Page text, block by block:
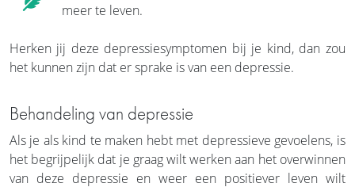
meer te leven.
Herken jij deze depressiesymptomen bij je kind, dan zou
het kunnen zijn dat er sprake is van een depressie.
Behandeling van depressie
Als je als kind te maken hebt met depressieve gevoelens, is
het begrijpelijk dat je graag wilt werken aan het overwinnen
van deze depressie en weer een positiever leven wilt